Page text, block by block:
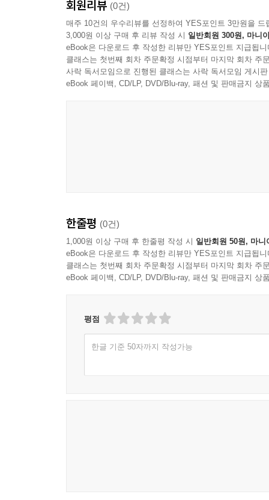
환골탈태 換骨奪胎 디지털 트랜스포메이션의 급속
무용지물 無用之物 구시대 기술의 도태와 파괴적
허장성세 虛張聲勢 기술 거품과 닷컴 버블의 재림
전무후무 前無後無 데이터 독점과 거대 IT 기업의
이무기 利武器 사이버 보안과 디지털 경제의 창과
천재일우 千載一遇 가상 자산과 블록체인의 기회
참고문헌
---p.218
도원결의는 단순한 이해관계를 넘어 신의와 의(義
늘날, 이 고전적 단어는 가장 현대적인 현실적 요
막강한 힘의 지향점을 묻는 근본적인 질문은 늘 기
---p.278
회원리뷰 (0건)
매주 10건의 우수리뷰를 선정하여 YES포인트 3만원을 드
3,000원 이상 구매 후 리뷰 작성 시 일반회원 300원, 마니
eBook은 다운로드 후 작성한 리뷰만 YES포인트 지급됩니
클래스는 첫번째 회차 주문확정 시점부터 마지막 회차 주
사락 독서모임으로 진행된 클래스는 사락 독서모임 게시
eBook 페이백, CD/LP, DVD/Blu-ray, 패션 및 판매금지 상
한줄평 (0건)
1,000원 이상 구매 후 한줄평 작성 시 일반회원 50원, 마니
eBook은 다운로드 후 작성한 리뷰만 YES포인트 지급됩니
클래스는 첫번째 회차 주문확정 시점부터 마지막 회차 주
eBook 페이백, CD/LP, DVD/Blu-ray, 패션 및 판매금지 상
평점
한글 기준 50자까지 작성가능